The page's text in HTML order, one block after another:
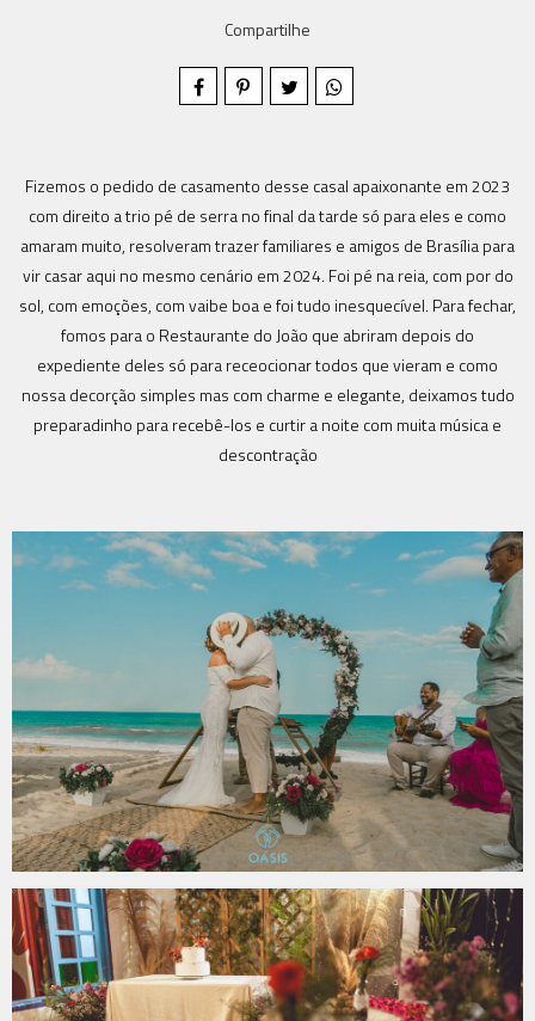
Compartilhe
Fizemos o pedido de casamento desse casal apaixonante em 2023
com direito a trio pé de serra no final da tarde só para eles e como
amaram muito, resolveram trazer familiares e amigos de Brasília para
vir casar aqui no mesmo cenário em 2024. Foi pé na reia, com por do
sol, com emoções, com vaibe boa e foi tudo inesquecível. Para fechar,
fomos para o Restaurante do João que abriram depois do
expediente deles só para receocionar todos que vieram e como
nossa decorção simples mas com charme e elegante, deixamos tudo
preparadinho para recebê-los e curtir a noite com muita música e
descontração